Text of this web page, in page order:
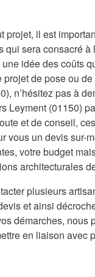
projet, il est
qui sera consacré
idée des coûts
projet de pose ou
n’hésitez pas à
Leyment (01150)
et de conseil,
vous un devis sur-
votre budget
architecturales
plusieurs
et ainsi
démarches, nous
en liaison avec